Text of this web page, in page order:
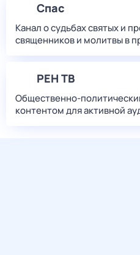
Спас
Канал о судьбах святых и
священников и молитвы в
РЕН ТВ
Общественно-
контентом для активной